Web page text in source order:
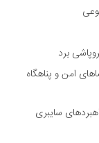
برد
امن و پناهگاه
سایبری